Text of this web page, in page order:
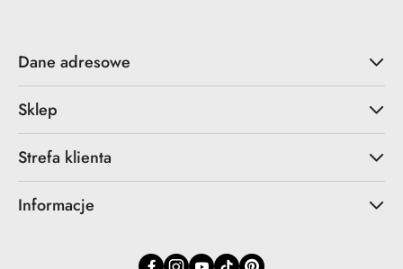
Dane adresowe
Sklep
Strefa klienta
Informacje